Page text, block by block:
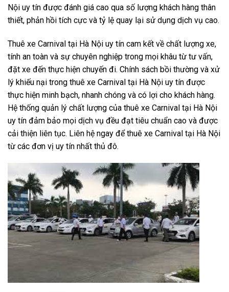
Nội uy tín được đánh giá cao qua số lượng khách hàng thân
thiết, phản hồi tích cực và tỷ lệ quay lại sử dụng dịch vụ cao.
Thuê xe Carnival tại Hà Nội uy tín cam kết về chất lượng xe,
tính an toàn và sự chuyên nghiệp trong mọi khâu từ tư vấn,
đặt xe đến thực hiện chuyến đi. Chính sách bồi thường và xử
lý khiếu nại trong thuê xe Carnival tại Hà Nội uy tín được
thực hiện minh bạch, nhanh chóng và có lợi cho khách hàng.
Hệ thống quản lý chất lượng của thuê xe Carnival tại Hà Nội
uy tín đảm bảo mọi dịch vụ đều đạt tiêu chuẩn cao và được
cải thiện liên tục. Liên hệ ngay để thuê xe Carnival tại Hà Nội
từ các đơn vị uy tín nhất thủ đô.